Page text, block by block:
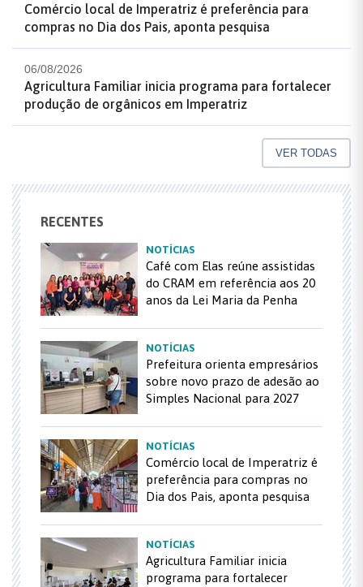
Comércio local de Imperatriz é preferência para
compras no Dia dos Pais, aponta pesquisa
06/08/2026
Agricultura Familiar inicia programa para fortalecer
produção de orgânicos em Imperatriz
VER TODAS
RECENTES
NOTÍCIAS
Café com Elas reúne assistidas
do CRAM em referência aos 20
anos da Lei Maria da Penha
NOTÍCIAS
Prefeitura orienta empresários
sobre novo prazo de adesão ao
Simples Nacional para 2027
NOTÍCIAS
Comércio local de Imperatriz é
preferência para compras no
Dia dos Pais, aponta pesquisa
NOTÍCIAS
Agricultura Familiar inicia
programa para fortalecer